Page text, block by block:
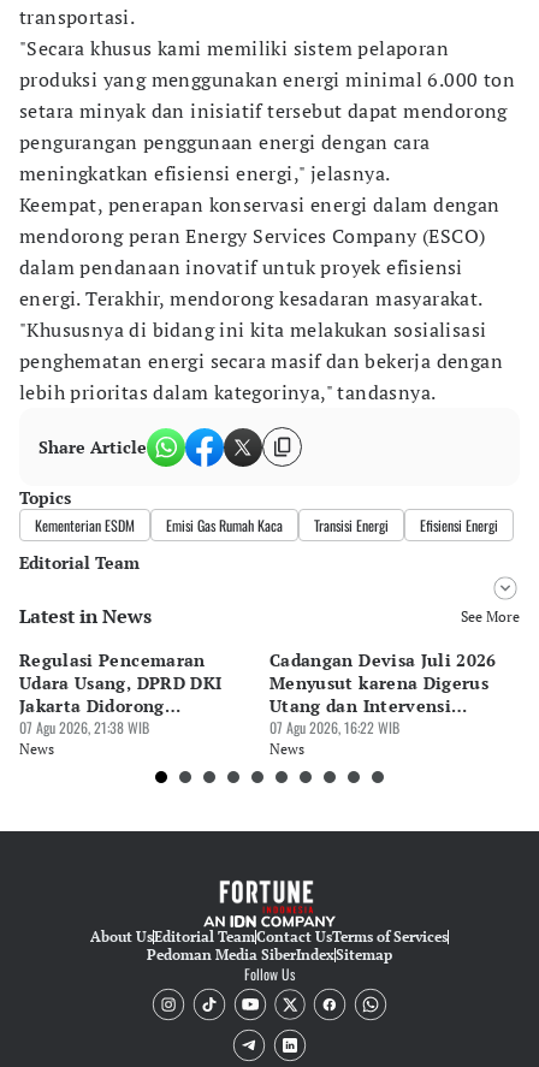
transportasi.
"Secara khusus kami memiliki sistem pelaporan
produksi yang menggunakan energi minimal 6.000 ton
setara minyak dan inisiatif tersebut dapat mendorong
pengurangan penggunaan energi dengan cara
meningkatkan efisiensi energi," jelasnya.
Keempat, penerapan konservasi energi dalam dengan
mendorong peran Energy Services Company (ESCO)
dalam pendanaan inovatif untuk proyek efisiensi
energi. Terakhir, mendorong kesadaran masyarakat.
"Khususnya di bidang ini kita melakukan sosialisasi
penghematan energi secara masif dan bekerja dengan
lebih prioritas dalam kategorinya," tandasnya.
Share Article
Topics
Kementerian ESDM Emisi Gas Rumah Kaca Transisi Energi Efisiensi Energi
Editorial Team
Editor
Editor
Hendra Friana
Latest in News See More
Regulasi Pencemaran
Udara Usang, DPRD DKI
Jakarta Didorong
Prioritaskan Revisi Perda
07 Agu 2026, 21:38 WIB
News
Cadangan Devisa Juli 2026
Menyusut karena Digerus
Utang dan Intervensi
Rupiah
07 Agu 2026, 16:22 WIB
News
About UsEditorial TeamContact UsTerms of Services
Pedoman Media SiberIndexSitemap
Follow Us